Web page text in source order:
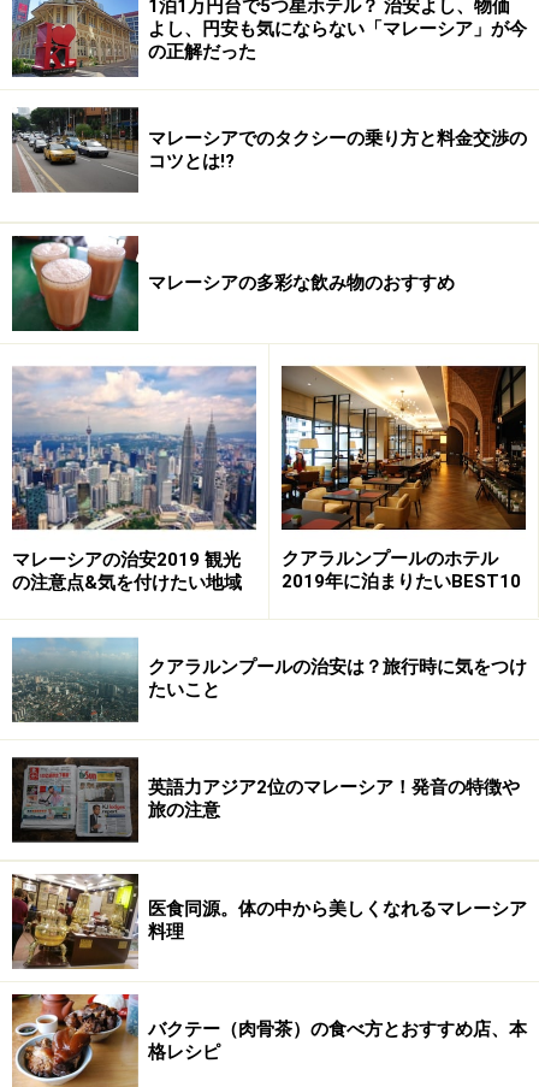
※記事内容は執筆時点のものです。最新の内容をご確認くださ
い。
※海外を訪れる際には最新情報の入手に努め、「
ホームページ」を確認するなど、安全確保に十分注意を払ってく
1泊1万円台で5つ星ホテル？ 治安よし、物価
よし、円安も気にならない「マレーシア」が今
の正解だった
マレーシアでのタクシーの乗り方と料金交渉の
コツとは!?
マレーシアの多彩な飲み物のおすすめ
マレーシアの治安2019 観光
の注意点&気を付けたい地域
クアラルンプールのホテル
2019年に泊まりたいBEST10
クアラルンプールの治安は？旅行時に気をつけ
たいこと
英語力アジア2位のマレーシア！発音の特徴や
旅の注意
医食同源。体の中から美しくなれるマレーシア
料理
バクテー（肉骨茶）の食べ方とおすすめ店、本
格レシピ